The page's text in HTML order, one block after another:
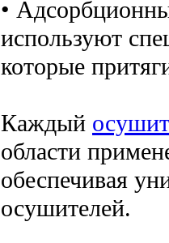
•
используют
которые
Каждый
области
обеспечивая
осушителей.